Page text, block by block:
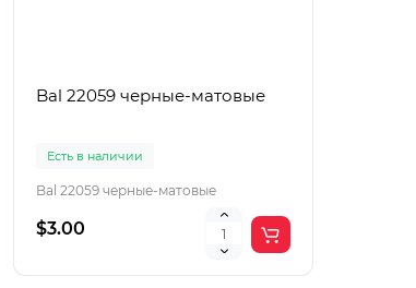
Bal 22059 черные-матовые
Есть в наличии
Bal 22059 черные-матовые
$3.00